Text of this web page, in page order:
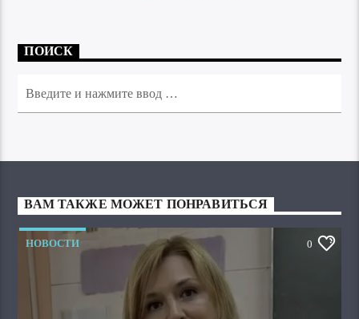
ПОИСК
ВАМ ТАКЖЕ МОЖЕТ ПОНРАВИТЬСЯ
НОВОСТИ 0